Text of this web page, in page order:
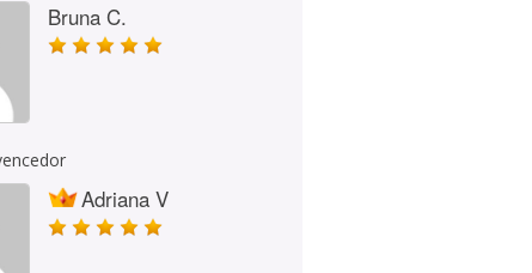
Bruna C.
Adriana V